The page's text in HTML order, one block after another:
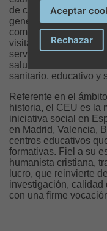
de calidad. Su
generación y la
como referente de la
visitantes. Hoy, esa
servicio de la
salud, reafirmando su
sanitario, educativo y
Referente en el
historia, el CEU es la
iniciativa social en
en Madrid, Valencia,
centros educativos
formativas. Fiel a su
humanista cristiana,
lucro, que reinvierte
investigación, calidad
con una firme
Aceptar
Rechazar